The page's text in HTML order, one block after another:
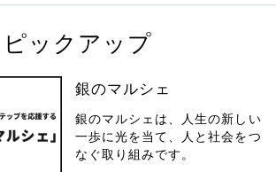
ピックアップ
銀のマルシェ
銀のマルシェは、人生の新しい
一歩に光を当て、人と社会をつ
なぐ取り組みです。